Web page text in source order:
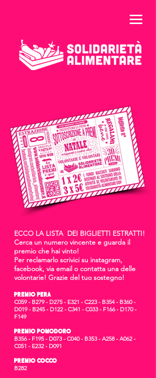
ECCO LA LISTA DEI BIGLIETTI ESTRATTI!
Cerca un numero vincente e guarda il
premio che hai vinto!
Per reclamarlo scrivici su instagram,
facebook, via email o contatta una delle
volontarie! Grazie del tuo sostegno!
PREMIO PERA
C059 - B279 - D275 - E321 - C223 - B354 - B360 -
D019 - B245 - D122 - C341 - C033 - F166 - D170 -
F149
PREMIO POMODORO
B356 - F195 - D073 - C040 - B353 - A258 - A062 -
C051 - E232 - D091
PREMIO COCCO
B282